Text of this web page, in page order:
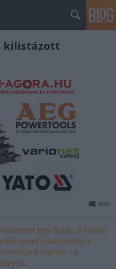
kilistázott
898
egy listát. A listán
nevei olvashatók, s
szerint – a
.